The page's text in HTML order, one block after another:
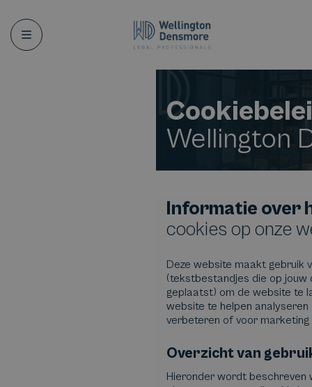
Menu
Wellington
Informatie over
cookies op onze
Deze website maakt gebruik
(tekstbestandjes die op jouw
geplaatst) om de website te
website te helpen analyseren
verbeteren of voor marketing
Overzicht van
Hieronder wordt beschreven